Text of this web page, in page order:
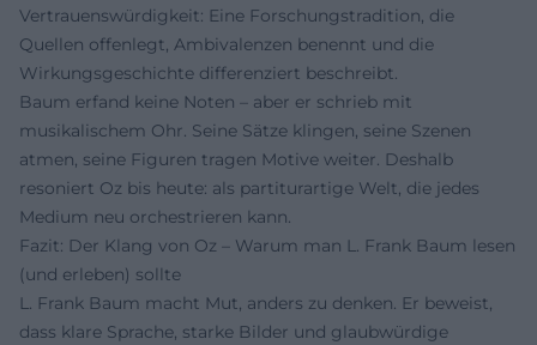
Vertrauenswürdigkeit: Eine Forschungstradition, die
Quellen offenlegt, Ambivalenzen benennt und die
Wirkungsgeschichte differenziert beschreibt.
Baum erfand keine Noten – aber er schrieb mit
musikalischem Ohr. Seine Sätze klingen, seine Szenen
atmen, seine Figuren tragen Motive weiter. Deshalb
resoniert Oz bis heute: als partiturartige Welt, die jedes
Medium neu orchestrieren kann.
Fazit: Der Klang von Oz – Warum man L. Frank Baum lesen
(und erleben) sollte
L. Frank Baum macht Mut, anders zu denken. Er beweist,
dass klare Sprache, starke Bilder und glaubwürdige